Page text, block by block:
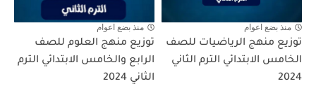
منذ بضع اعوام
توزيع منهج الرياضيات للصف
الخامس الابتدائي الترم الثاني
2024
منذ بضع اعوام
توزيع منهج العلوم للصف
الرابع والخامس الابتدائي الترم
الثاني 2024